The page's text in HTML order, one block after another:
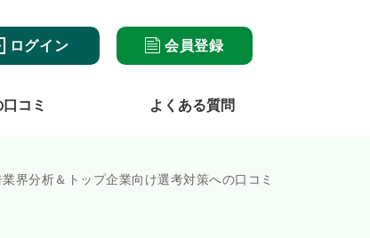
ログイン 会員登録
コミ よくある質問
界分析＆トップ企業向け選考対策への口コミ